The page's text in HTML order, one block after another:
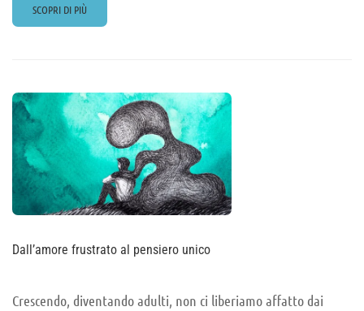
READ
MORE
QUI
SCOPRI DI PIÙ
Dall’amore frustrato al pensiero unico
Crescendo, diventando adulti, non ci liberiamo affatto dai